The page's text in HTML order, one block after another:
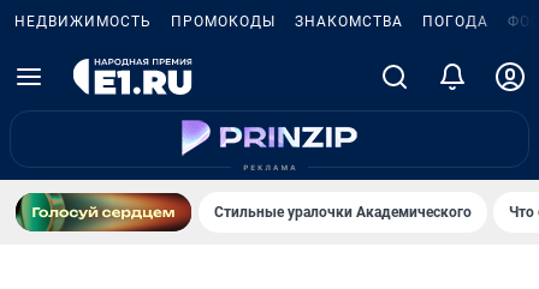
НЕДВИЖИМОСТЬ ПРОМОКОДЫ ЗНАКОМСТВА ПОГОДА
Стильные уралочки Академического Что